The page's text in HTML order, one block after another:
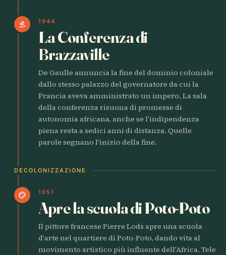
gavel 1944
La Conferenza di
Brazzaville
De Gaulle annuncia la fine del dominio coloniale
dallo stesso palazzo del governatore da cui la
Francia aveva amministrato un impero. La sala
della conferenza risuona di promesse di
autonomia africana, anche se l'indipendenza
piena resta a sedici anni di distanza. Quelle
parole segnano l'inizio della fine.
DECOLONIZZAZIONE
palette 1951
Apre la scuola di Poto-Poto
Il pittore francese Pierre Lods apre una scuola
d'arte nel quartiere di Poto-Poto, dando vita al
movimento artistico più influente dell'Africa. Tele